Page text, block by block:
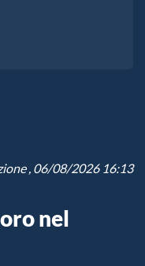
, 06/08/2026 16:13
nel